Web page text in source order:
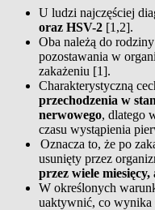
U ludzi najczęściej
oraz HSV-2 [1,2].
Oba należą do rodziny
pozostawania w
zakażeniu [1].
Charakterystyczną
przechodzenia w
nerwowego, dlatego
czasu wystąpienia
Oznacza to, że po
usunięty przez
przez wiele
W określonych
uaktywnić, co wynika